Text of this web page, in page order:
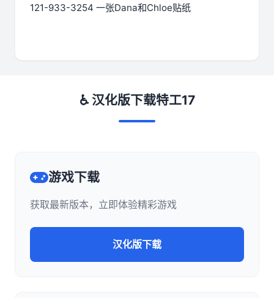
121-933-3254 一张Dana和Chloe贴纸
♿ 汉化版下载特工17
游戏下载
获取最新版本，立即体验精彩游戏
汉化版下载